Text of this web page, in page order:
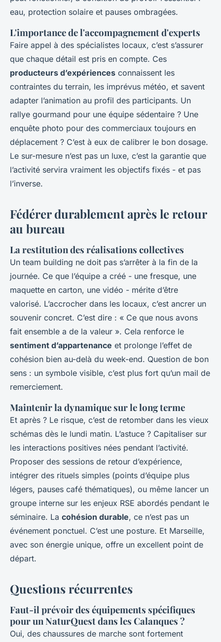
eau, protection solaire et pauses ombragées.
L'importance de l'accompagnement d'experts
Faire appel à des spécialistes locaux, c’est s’assurer
que chaque détail est pris en compte. Ces
producteurs d’expériences connaissent les
contraintes du terrain, les imprévus météo, et savent
adapter l’animation au profil des participants. Un
rallye gourmand pour une équipe sédentaire ? Une
enquête photo pour des commerciaux toujours en
déplacement ? C’est à eux de calibrer le bon dosage.
Le sur-mesure n’est pas un luxe, c’est la garantie que
l’activité servira vraiment les objectifs fixés - et pas
l’inverse.
Fédérer durablement après le retour
au bureau
La restitution des réalisations collectives
Un team building ne doit pas s’arrêter à la fin de la
journée. Ce que l’équipe a créé - une fresque, une
maquette en carton, une vidéo - mérite d’être
valorisé. L’accrocher dans les locaux, c’est ancrer un
souvenir concret. C’est dire : « Ce que nous avons
fait ensemble a de la valeur ». Cela renforce le
sentiment d’appartenance et prolonge l’effet de
cohésion bien au-delà du week-end. Question de bon
sens : un symbole visible, c’est plus fort qu’un mail de
remerciement.
Maintenir la dynamique sur le long terme
Et après ? Le risque, c’est de retomber dans les vieux
schémas dès le lundi matin. L’astuce ? Capitaliser sur
les interactions positives nées pendant l’activité.
Proposer des sessions de retour d’expérience,
intégrer des rituels simples (points d’équipe plus
légers, pauses café thématiques), ou même lancer un
groupe interne sur les enjeux RSE abordés pendant le
séminaire. La cohésion durable, ce n’est pas un
événement ponctuel. C’est une posture. Et Marseille,
avec son énergie unique, offre un excellent point de
départ.
Questions récurrentes
Faut-il prévoir des équipements spécifiques
pour un NaturQuest dans les Calanques ?
Oui, des chaussures de marche sont fortement